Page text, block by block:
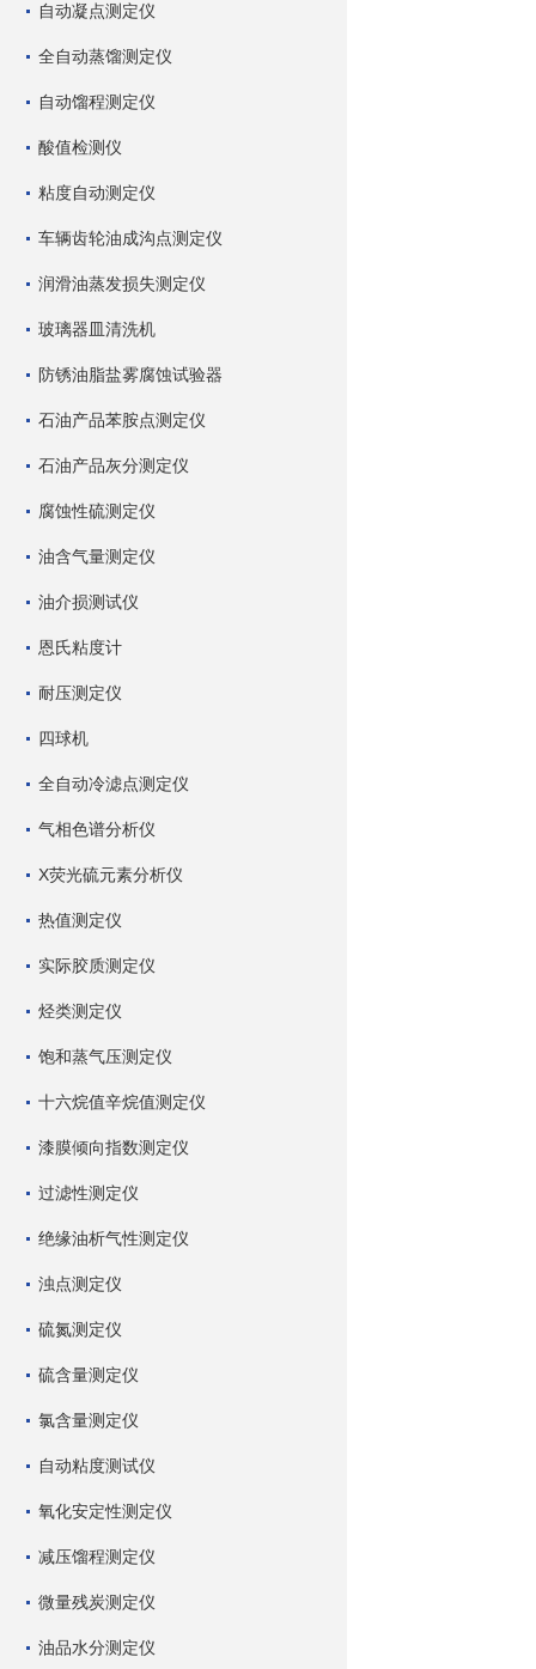
自动凝点测定仪
全自动蒸馏测定仪
自动馏程测定仪
酸值检测仪
粘度自动测定仪
车辆齿轮油成沟点测定仪
润滑油蒸发损失测定仪
玻璃器皿清洗机
防锈油脂盐雾腐蚀试验器
石油产品苯胺点测定仪
石油产品灰分测定仪
腐蚀性硫测定仪
油含气量测定仪
油介损测试仪
恩氏粘度计
耐压测定仪
四球机
全自动冷滤点测定仪
气相色谱分析仪
X荧光硫元素分析仪
热值测定仪
实际胶质测定仪
烃类测定仪
饱和蒸气压测定仪
十六烷值辛烷值测定仪
漆膜倾向指数测定仪
过滤性测定仪
绝缘油析气性测定仪
浊点测定仪
硫氮测定仪
硫含量测定仪
氯含量测定仪
自动粘度测试仪
氧化安定性测定仪
减压馏程测定仪
微量残炭测定仪
油品水分测定仪